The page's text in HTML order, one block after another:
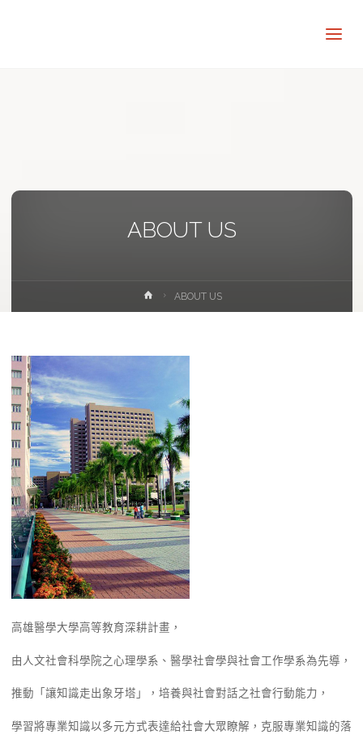
ABOUT US
HomeABOUT US
高雄醫學大學高等教育深耕計畫，
由人文社會科學院之心理學系、醫學社會學與社會工作學系為先導，
推動「讓知識走出象牙塔」，培養與社會對話之社會行動能力，
學習將專業知識以多元方式表達給社會大眾瞭解，克服專業知識的落